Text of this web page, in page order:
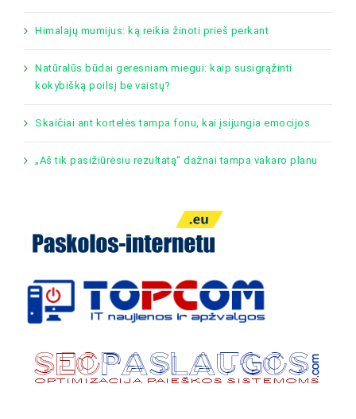
Himalajų mumijus: ką reikia žinoti prieš perkant
Natūralūs būdai geresniam miegui: kaip susigrąžinti
kokybišką poilsį be vaistų?
Skaičiai ant kortelės tampa fonu, kai įsijungia emocijos
„Aš tik pasižiūrėsiu rezultatą“ dažnai tampa vakaro planu